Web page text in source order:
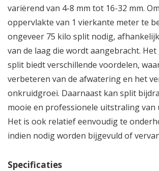
variërend van 4-8 mm tot 16-32 mm.
oppervlakte van 1 vierkante meter te
ongeveer 75 kilo split nodig,
van de laag die wordt aangebracht.
split biedt verschillende voordelen,
verbeteren van de afwatering en het
onkruidgroei. Daarnaast kan split
mooie en professionele uitstraling
Het is ook relatief eenvoudig te
indien nodig worden bijgevuld of
Specificaties